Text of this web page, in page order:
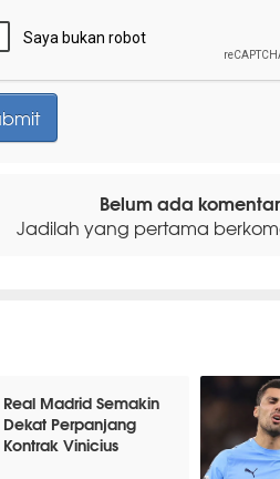
Belum ada
Jadilah yang pertama
Real Madrid Semakin
Dekat Perpanjang
Kontrak Vinicius